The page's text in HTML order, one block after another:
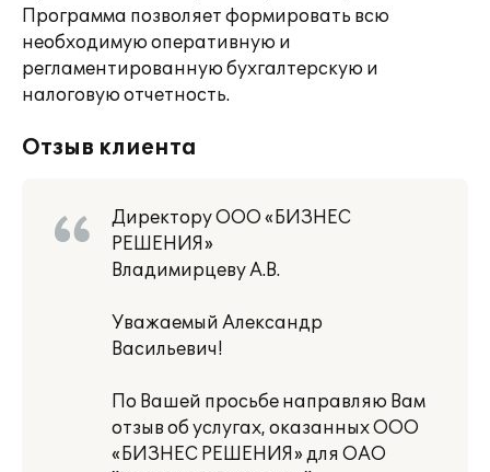
Программа позволяет формировать всю
необходимую оперативную и
регламентированную бухгалтерскую и
налоговую отчетность.
Отзыв клиента
Директору ООО «БИЗНЕС
РЕШЕНИЯ»
Владимирцеву А.В.
Уважаемый Александр
Васильевич!
По Вашей просьбе направляю Вам
отзыв об услугах, оказанных ООО
«БИЗНЕС РЕШЕНИЯ» для ОАО